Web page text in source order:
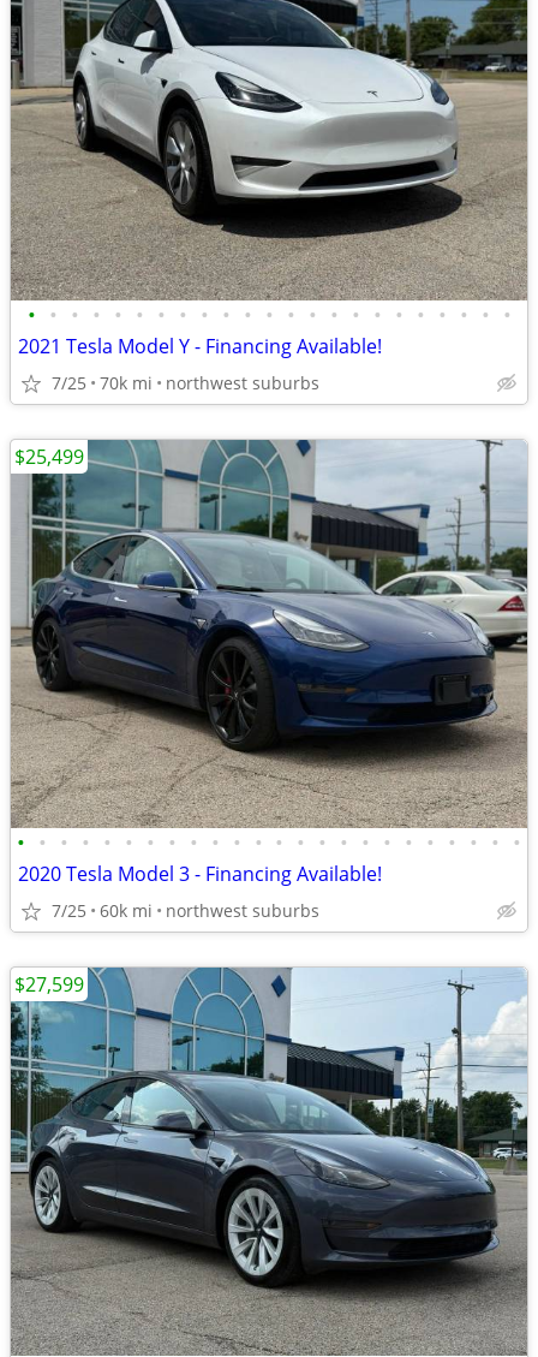
• • • • • • • • • • • • • • • • • • • • • • •
2021 Tesla Model Y - Financing Available!
7/25 70k mi northwest suburbs
• • • • • • • • • • • • • • • • • • • • • • • •
2020 Tesla Model 3 - Financing Available!
7/25 60k mi northwest suburbs
$25,499
$27,599